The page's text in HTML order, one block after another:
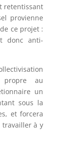
retentissant
provienne
ce projet :
donc anti-
propre au
un
sous la
et forcera
travailler à y